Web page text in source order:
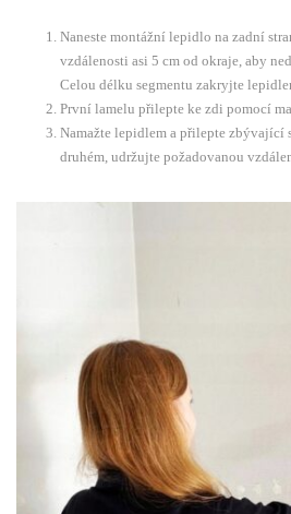
Naneste montážní lepidlo na zadní
vzdálenosti asi 5 cm od okraje, aby
Celou délku segmentu zakryjte
První lamelu přilepte ke zdi pomocí
Namažte lepidlem a přilepte zbývající
druhém, udržujte požadovanou